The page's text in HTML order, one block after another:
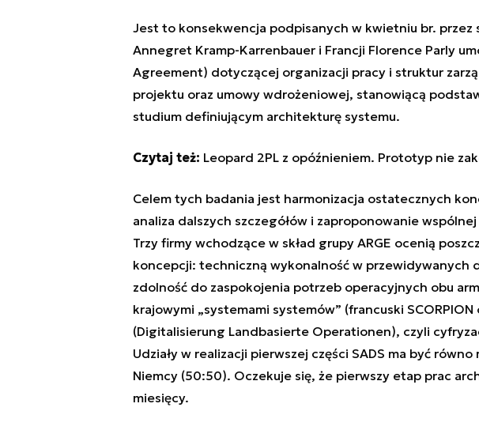
Jest to konsekwencja podpisanych w kwietniu br. przez
Annegret Kramp-Karrenbauer i Francji Florence Parly
Agreement) dotyczącej organizacji pracy i struktur
projektu oraz umowy wdrożeniowej, stanowiącą
studium definiującym architekturę systemu.
Czytaj też: Leopard 2PL z opóźnieniem. Prototyp nie
Celem tych badania jest harmonizacja ostatecznych
analiza dalszych szczegółów i zaproponowanie
Trzy firmy wchodzące w skład grupy ARGE ocenią
koncepcji: techniczną wykonalność w przewidywanych
zdolność do zaspokojenia potrzeb operacyjnych obu
krajowymi „systemami systemów” (francuski SCORPION
(Digitalisierung Landbasierte Operationen), czyli
Udziały w realizacji pierwszej części SADS ma być
Niemcy (50:50). Oczekuje się, że pierwszy etap prac
miesięcy.